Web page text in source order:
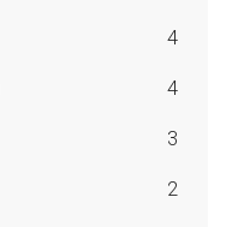
4
4
3
2